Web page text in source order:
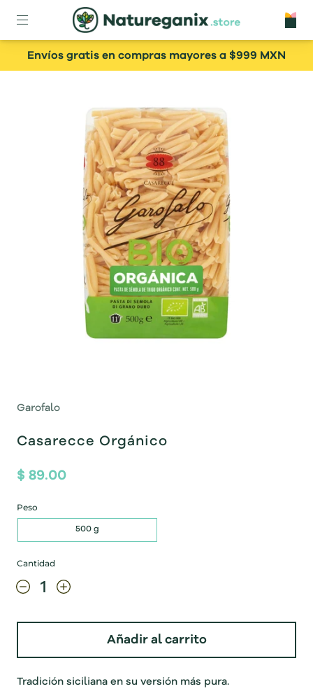
Envíos gratis en compras mayores a $999 MXN
Garofalo
Casarecce Orgánico
$ 89.00
Peso
500 g
Cantidad
Añadir al carrito
Tradición siciliana en su versión más pura.